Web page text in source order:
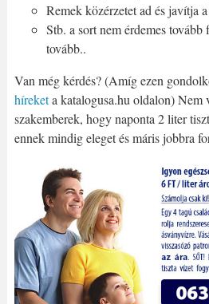
Remek közérzetet ad és javítja
Stb. a sort nem érdemes
tovább..
Van még kérdés? (Amíg ezen
híreketa katalogusa.hu oldalon) Nem
szakemberek, hogy naponta 2 liter
ennek mindig eleget és máris jobbra